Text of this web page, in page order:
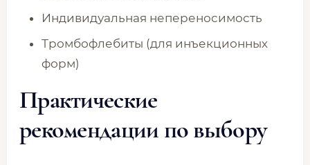
Индивидуальная непереносимость
Тромбофлебиты (для инъекционных
форм)
Практические
рекомендации по выбору